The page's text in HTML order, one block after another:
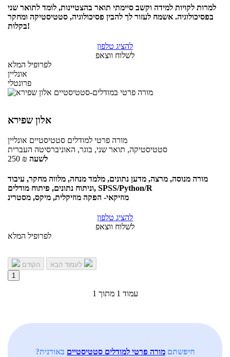
למרות לקויות למידה וקשב סיימתי תואר בהצטיינות, לומד לתואר שני
בפסיכולוגיה. אשמח לעזור לך להבין פסיכולוגיה, סטטיסטיקה ומחקר
בקלות!
להציג טלפון
לשלוח ווצאפ
לפרופיל המלא
אונליין
פרונטלי
אלון שפירא
מורה פרטי למודלים סטטיסטיים אונליין
סטטיסטיקה, תואר שני, בוגר, האוניברסיטה העברית
250 ₪ לשעה
מורה מנוסה, מרצה, מדען נתונים, מלמד מנחה, מלווה מחקר, עיבוד
וניתוח נתונים, פיתוח מודלים, SPSS/Python/R
מוזיקאי- הפקה מוזיקלית, מיקס, מסטרינ
להציג טלפון
לשלוח ווצאפ
לפרופיל המלא
הקודם
1
עמוד 1 מתוך 1
חיפשתם מורה פרטי למודלים סטטיסטיים באורנית?